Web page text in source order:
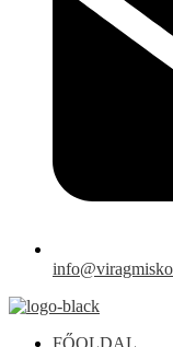
FŐOLDAL